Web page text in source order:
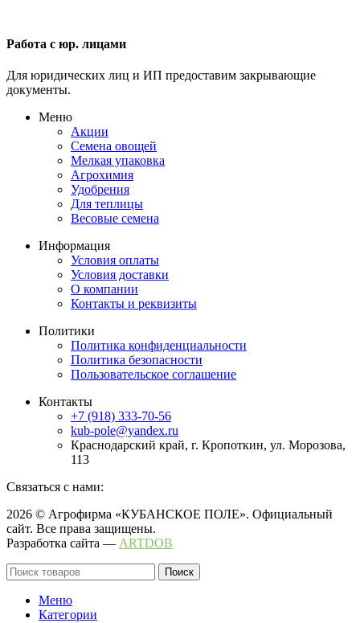
Работа с юр. лицами
Для юридических лиц и ИП предоставим закрывающие
документы.
Меню
Акции
Семена овощей
Мелкая упаковка
Агрохимия
Удобрения
Для теплицы
Весовые семена
Информация
Условия оплаты
Условия доставки
О компании
Контакты и реквизиты
Политики
Политика конфиденциальности
Политика безопасности
Пользовательское соглашение
Контакты
+7 (918) 333-70-56
kub-pole@yandex.ru
Краснодарский край, г. Кропоткин, ул. Морозова,
113
Связаться с нами:
2026 © Агрофирма «КУБАНСКОЕ ПОЛЕ». Официальный
сайт. Все права защищены.
Разработка сайта — ARTDOB
Поиск
Меню
Категории